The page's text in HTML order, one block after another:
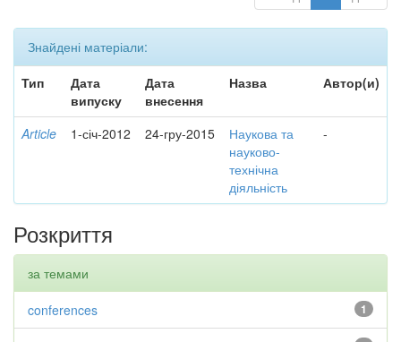
Знайдені матеріали:
Тип
Дата
випуску
Дата
внесення
Назва Автор(и)
Article 1-січ-2012 24-гру-2015
Наукова та
науково-
технічна
діяльність
-
Розкриття
за темами
1
conferences